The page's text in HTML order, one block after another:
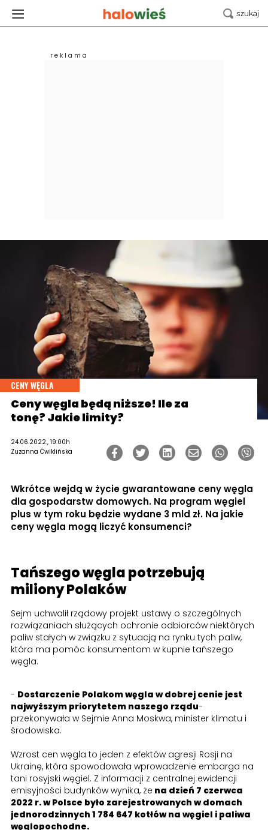
CENY WĘGLA
Ceny węgla będą niższe! Ile za
tonę? Jakie limity?
24.06.2022., 19:00h
Zuzanna Ćwiklińska
Wkrótce wejdą w życie gwarantowane ceny węgla
dla gospodarstw domowych. Na program węgiel
plus w tym roku będzie wydane 3 mld zł. Na jakie
ceny węgla mogą liczyć konsumenci?
Tańszego węgla potrzebują
miliony Polaków
Sejm uchwalił rządowy projekt ustawy o szczególnych
rozwiązaniach służących ochronie odbiorców niektórych
paliw stałych w związku z sytuacją na rynku tych paliw,
która ma pomóc konsumentom w kupnie tańszego
węgla.
- Dostarczenie Polakom węgla w dobrej cenie jest
najwyższym priorytetem naszego rządu-
przekonywała w Sejmie Anna Moskwa, minister klimatu i
środowiska.
Wzrost cen węgla to jeden z efektów agresji Rosji na
Ukrainę, która spowodowała wprowadzenie embarga na
tani rosyjski węgiel. Z informacji z centralnej ewidencji
emisyjności budynków wynika, że na dzień 7 czerwca
2022 r. w Polsce było zarejestrowanych w domach
jednorodzinnych 1 784 647 kotłów na węgiel i paliwa
węglopochodne.